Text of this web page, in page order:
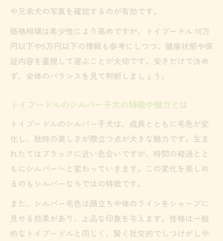
や兄弟犬の写真を確認するのが有効です。
価格相場は希少性により高めですが、トイプードル 10万
円以下や5万円以下の情報も参考にしつつ、健康状態や保
証内容を重視して選ぶことが大切です。安さだけで決め
ず、全体のバランスを見て判断しましょう。
トイプードルのシルバー子犬の特徴や魅力とは
トイプードルのシルバー子犬は、成長とともに毛色が変
化し、独特の美しさが際立つ点が大きな魅力です。生ま
れたてはブラックに近い色合いですが、時間の経過とと
もにシルバーへと変わっていきます。この変化を楽しめ
るのもシルバーならではの特徴です。
また、シルバー毛色は顔立ちや体のラインをシャープに
見せる効果があり、上品な印象を与えます。性格は一般
的なトイプードルと同じく、賢く社交的でしつけがしや